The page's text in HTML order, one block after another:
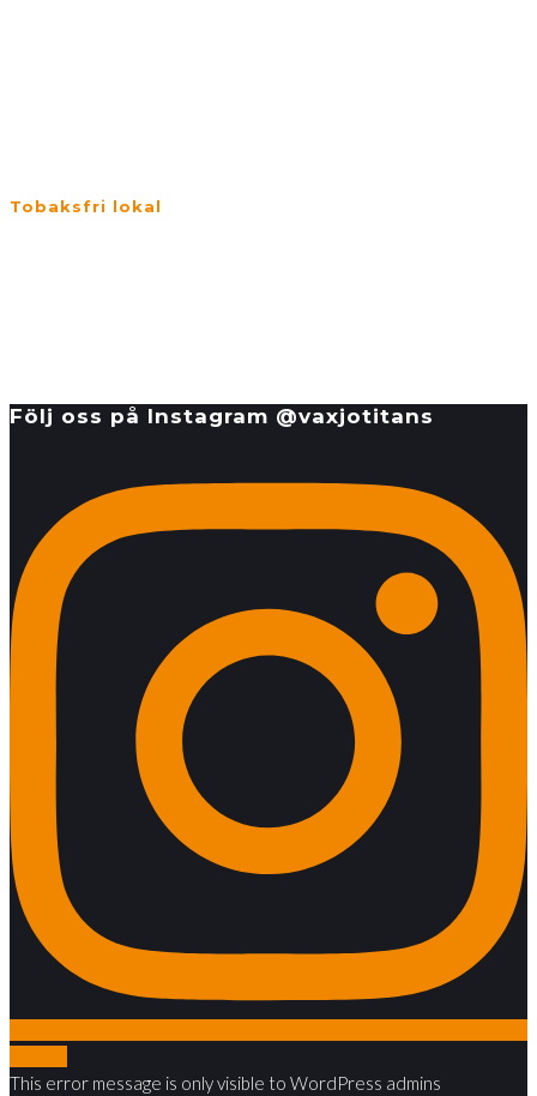
Tobaksfri lokal
Följ oss på Instagram @vaxjotitans
This error message is only visible to WordPress admins